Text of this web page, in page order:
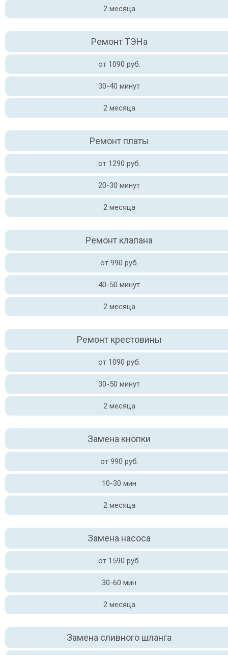
2 месяца
Ремонт ТЭНа
от 1090 руб.
30-40 минут
2 месяца
Ремонт платы
от 1290 руб.
20-30 минут
2 месяца
Ремонт клапана
от 990 руб.
40-50 минут
2 месяца
Ремонт крестовины
от 1090 руб.
30-50 минут
2 месяца
Замена кнопки
от 990 руб.
10-30 мин
2 месяца
Замена насоса
от 1590 руб.
30-60 мин
2 месяца
Замена сливного шланга